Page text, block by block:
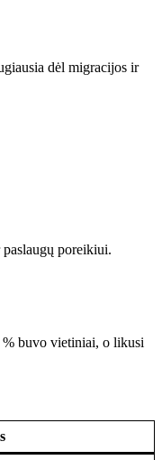
dėl migracijos ir
poreikiui.
% buvo vietiniai, o likusi